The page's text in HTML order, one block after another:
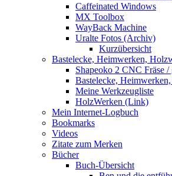
Caffeinated Windows
MX Toolbox
WayBack Machine
Uralte Fotos (Archiv)
Kurzübersicht
Bastelecke, Heimwerken,
Shapeoko 2 CNC Fräse /
Bastelecke,
Meine Werkzeugliste
HolzWerken (Link)
Mein Internet-Logbuch
Bookmarks
Videos
Zitate zum Merken
Bücher
Buch-Übersicht